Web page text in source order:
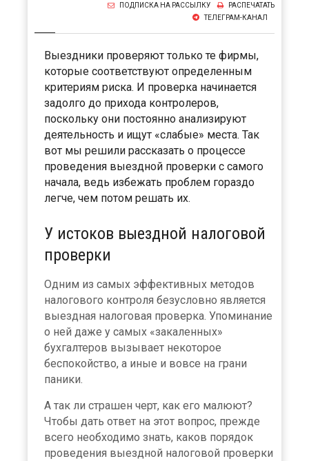
РАСПЕЧАТАТЬ
ПОДПИСКА НА РАССЫЛКУ
ТЕЛЕГРАМ-КАНАЛ
Выездники проверяют только те фирмы,
которые соответствуют определенным
критериям риска. И проверка начинается
задолго до прихода контролеров,
поскольку они постоянно анализируют
деятельность и ищут «слабые» места. Так
вот мы решили рассказать о процессе
проведения выездной проверки с самого
начала, ведь избежать проблем гораздо
легче, чем потом решать их.
У истоков выездной налоговой
проверки
Одним из самых эффективных методов
налогового контроля безусловно является
выездная налоговая проверка. Упоминание
о ней даже у самых «закаленных»
бухгалтеров вызывает некоторое
беспокойство, а иные и вовсе на грани
паники.
А так ли страшен черт, как его малюют?
Чтобы дать ответ на этот вопрос, прежде
всего необходимо знать, каков порядок
проведения выездной налоговой проверки